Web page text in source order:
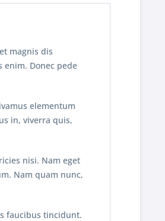
magnis dis
Donec pede
elementum
in, viverra quis,
nisi. Nam eget
Nam quam nunc,
faucibus tincidunt.